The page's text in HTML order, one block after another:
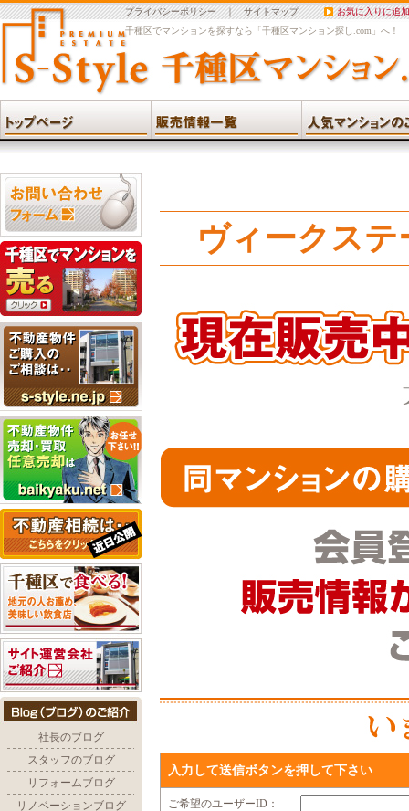
プライバシーポリシー｜サイトマップ
お気に入りに追加
千種区でマンションを探すなら「千種区マンション探し.com」へ！
ヴィークス
入力して送信ボタンを押して下さい
ご希望のユーザーID：